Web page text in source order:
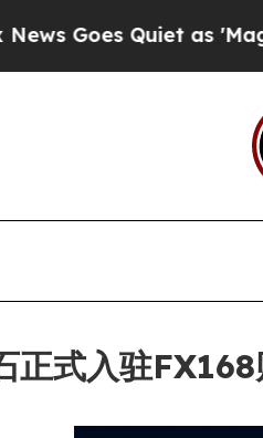
Quiet as 'Maga
式入驻